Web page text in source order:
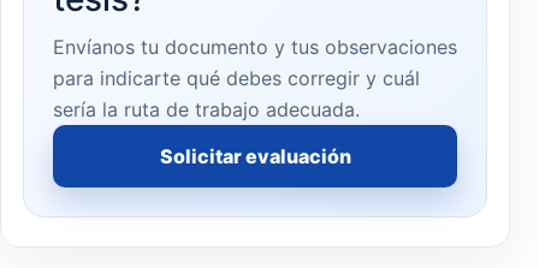
Envíanos tu documento y tus observaciones
para indicarte qué debes corregir y cuál
sería la ruta de trabajo adecuada.
Solicitar evaluación